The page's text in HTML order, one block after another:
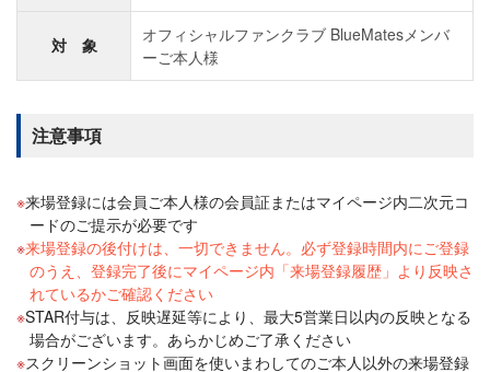
対 象
オフィシャルファンクラブ BlueMatesメンバ
ーご本人様
注意事項
来場登録には会員ご本人様の会員証またはマイページ内二次元コ
ードのご提示が必要です
来場登録の後付けは、一切できません。必ず登録時間内にご登録
のうえ、登録完了後にマイページ内「来場登録履歴」より反映さ
れているかご確認ください
STAR付与は、反映遅延等により、最大5営業日以内の反映となる
場合がございます。あらかじめご了承ください
スクリーンショット画面を使いまわしてのご本人以外の来場登録